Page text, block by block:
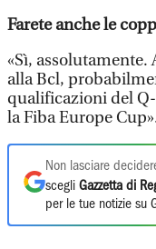
Farete anche le
«Sì,
alla Bcl,
qualificazioni del
la Fiba Europe
Non lasciare
scegli Gazzetta di
per le tue notizie su